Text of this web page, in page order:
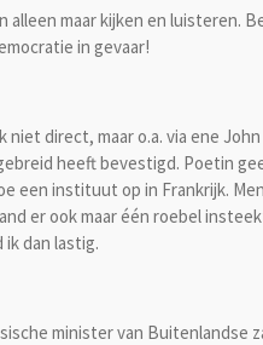
maar kijken en luisteren.
in gevaar!
direct, maar o.a. via ene
heeft bevestigd. Poetin
een instituut op in Frankrijk.
er ook maar één roebel
dan lastig.
minister van